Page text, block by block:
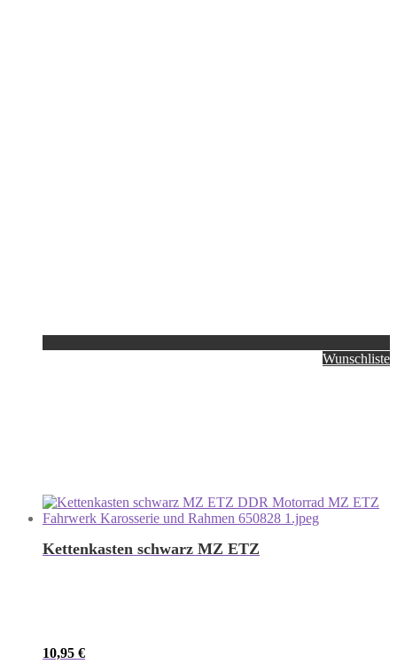
Wunschliste
Kettenkasten schwarz MZ ETZ
10,95 €